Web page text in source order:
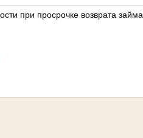
при просрочке возврата займа